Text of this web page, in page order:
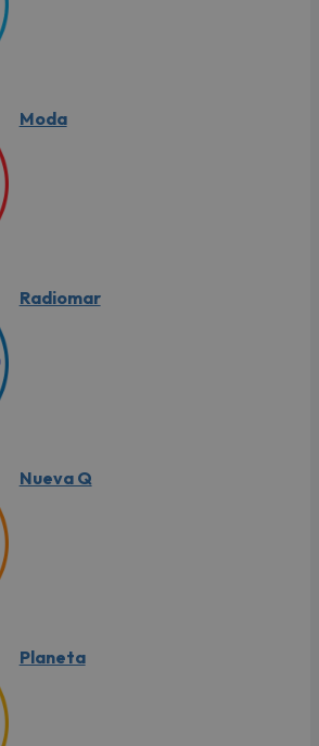
Moda
Radiomar
Nueva Q
Planeta